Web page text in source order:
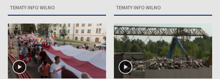
TEMATY INFO WILNO TEMATY INFO WILNO